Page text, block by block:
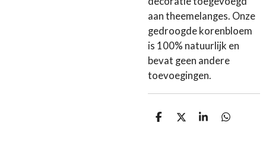
aan theemelanges. Onze
gedroogde korenbloem
is 100% natuurlijk en
bevat geen andere
toevoegingen.
D
D
S
D